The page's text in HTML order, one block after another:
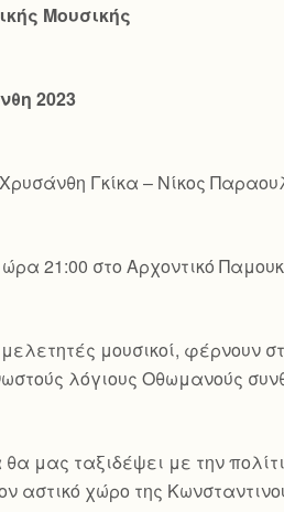
Μουσικής
2023
Γκίκα – Νίκος
ώρα 21:00 στο Αρχοντικό
μουσικοί, φέρνουν
λόγιους Οθωμανούς
μας ταξιδέψει με την
αστικό χώρο της